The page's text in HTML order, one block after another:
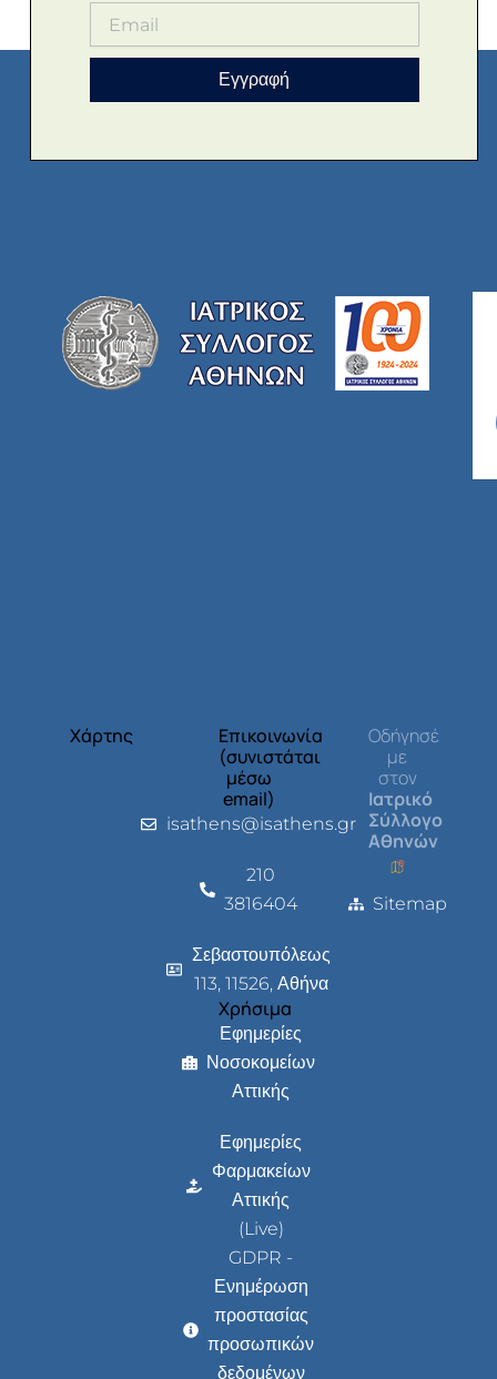
Εγγραφή
Χάρτης
Επικοινωνία
(συνιστάται
μέσω
email)
isathens@isathens.gr
210
3816404
Σεβαστουπόλεως
113, 11526, Αθήνα
Χρήσιμα
Εφημερίες
Νοσοκομείων
Αττικής
Εφημερίες
Φαρμακείων
Αττικής
(Live)
GDPR -
Ενημέρωση
προστασίας
προσωπικών
δεδομένων
Οδήγησέ
με
στον
Ιατρικό
Σύλλογο
Αθηνών
Sitemap